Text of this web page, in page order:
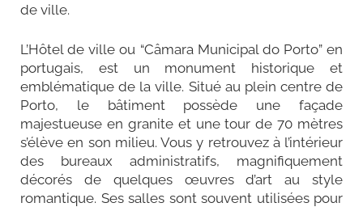
de ville.
L’Hôtel de ville ou “Câmara Municipal do Porto” en
portugais, est un monument historique et
emblématique de la ville. Situé au plein centre de
Porto, le bâtiment possède une façade
majestueuse en granite et une tour de 70 mètres
s’élève en son milieu. Vous y retrouvez à l’intérieur
des bureaux administratifs, magnifiquement
décorés de quelques œuvres d’art au style
romantique. Ses salles sont souvent utilisées pour